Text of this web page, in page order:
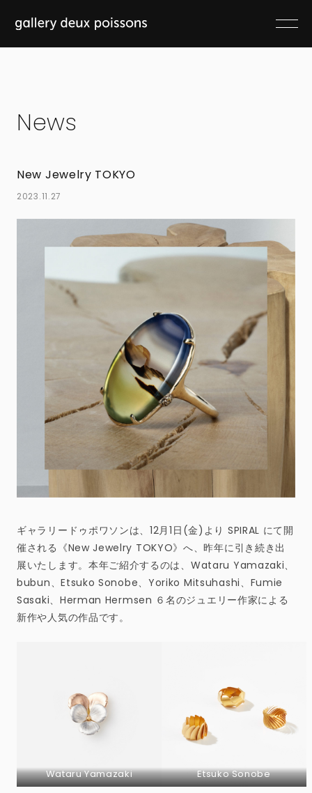
News
New Jewelry TOKYO
2023.11.27
ギャラリードゥポワソンは、12月1日(金)より SPIRAL にて開
催される《New Jewelry TOKYO》へ、昨年に引き続き出
展いたします。本年ご紹介するのは、Wataru Yamazaki、
bubun、Etsuko Sonobe、Yoriko Mitsuhashi、Fumie
Sasaki、Herman Hermsen ６名のジュエリー作家による
新作や人気の作品です。
Wataru Yamazaki Etsuko Sonobe